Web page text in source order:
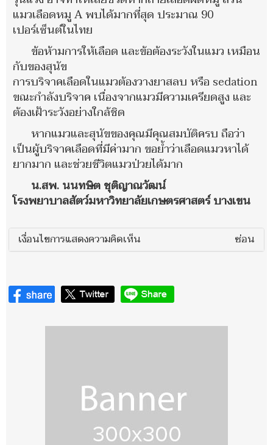
แมวเลือดหมู A พบได้มากที่สุด ประมาณ 90
เปอร์เซ็นต์ในไทย
ข้อห้ามการให้เลือด และข้อต้องระวังในแมว เหมือน
กับของสุนัข
การบริจาคเลือดในแมวต้องวางยาสลบ หรือ sedation
ขณะกำลังบริจาค เนื่องจากแมวมีความเครียดสูง และ
ต้องเฝ้าระวังอย่างใกล้ชิด
หากแมวและสุนัขของคุณมีคุณสมบัติครบ ถือว่า
เป็นผู้บริจาคเลือดที่มีค่ามาก ขอย้ำว่าเลือดแมวหาได้
ยากมาก และช่วยชีวิตแมวป่วยได้มาก
น.สพ. นนทษิต ชุติญาณวัฒน์
โรงพยาบาลสัตว์มหาวิทยาลัยเกษตรศาสตร์ บางเขน
เงื่อนไขการแสดงความคิดเห็น ซ่อน